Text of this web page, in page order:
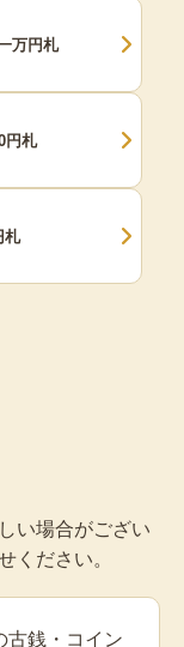
万円札
円札
札
い場合がござい
ください。
古銭・コイン